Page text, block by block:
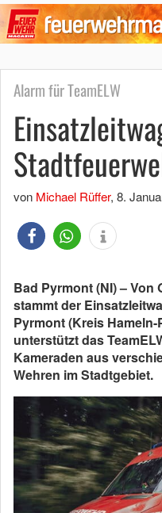
Alarm für TeamELW
von Michael Rüffer, 8.
Bad Pyrmont (NI) – Von
stammt der
Pyrmont (Kreis
unterstützt das
Kameraden aus
Wehren im Stadtgebiet.